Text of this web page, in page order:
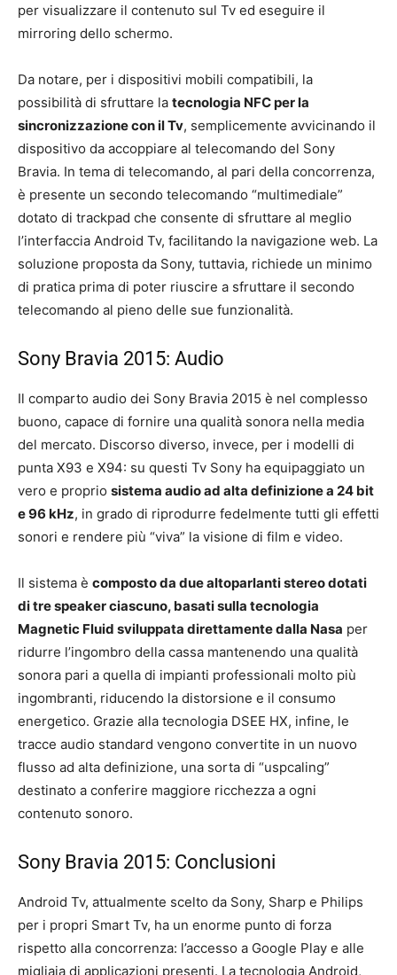
per visualizzare il contenuto sul Tv ed eseguire il
mirroring dello schermo.
Da notare, per i dispositivi mobili compatibili, la
possibilità di sfruttare la tecnologia NFC per la
sincronizzazione con il Tv, semplicemente avvicinando il
dispositivo da accoppiare al telecomando del Sony
Bravia. In tema di telecomando, al pari della concorrenza,
è presente un secondo telecomando “multimediale”
dotato di trackpad che consente di sfruttare al meglio
l’interfaccia Android Tv, facilitando la navigazione web. La
soluzione proposta da Sony, tuttavia, richiede un minimo
di pratica prima di poter riuscire a sfruttare il secondo
telecomando al pieno delle sue funzionalità.
Sony Bravia 2015: Audio
Il comparto audio dei Sony Bravia 2015 è nel complesso
buono, capace di fornire una qualità sonora nella media
del mercato. Discorso diverso, invece, per i modelli di
punta X93 e X94: su questi Tv Sony ha equipaggiato un
vero e proprio sistema audio ad alta definizione a 24 bit
e 96 kHz, in grado di riprodurre fedelmente tutti gli effetti
sonori e rendere più “viva” la visione di film e video.
Il sistema è composto da due altoparlanti stereo dotati
di tre speaker ciascuno, basati sulla tecnologia
Magnetic Fluid sviluppata direttamente dalla Nasa per
ridurre l’ingombro della cassa mantenendo una qualità
sonora pari a quella di impianti professionali molto più
ingombranti, riducendo la distorsione e il consumo
energetico. Grazie alla tecnologia DSEE HX, infine, le
tracce audio standard vengono convertite in un nuovo
flusso ad alta definizione, una sorta di “uspcaling”
destinato a conferire maggiore ricchezza a ogni
contenuto sonoro.
Sony Bravia 2015: Conclusioni
Android Tv, attualmente scelto da Sony, Sharp e Philips
per i propri Smart Tv, ha un enorme punto di forza
rispetto alla concorrenza: l’accesso a Google Play e alle
migliaia di applicazioni presenti. La tecnologia Android,